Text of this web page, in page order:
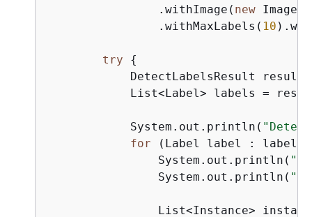
                .withImage(
new
                .withMaxLabels(
10
try
{
DetectLabelsResult
List<Label> labels =
            System.out.println(
for (Label label :
                System.out.println(
                System.out.println(
List<Instance>